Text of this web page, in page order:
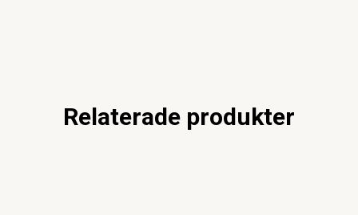
Relaterade produkter